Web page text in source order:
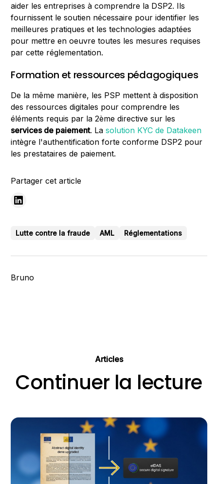
aider les entreprises à comprendre la DSP2. Ils
fournissent le soutien nécessaire pour identifier les
meilleures pratiques et les technologies adaptées
pour mettre en oeuvre toutes les mesures requises
par cette réglementation.
Formation et ressources pédagogiques
De la même manière, les PSP mettent à disposition
des ressources digitales pour comprendre les
éléments requis par la 2ème directive sur les
services de paiement. Lasolution KYC de Datakeen
intègre l'authentification forte conforme DSP2 pour
les prestataires de paiement.
Partager cet article
Réglementations
AML
Lutte contre la fraude
Bruno
Articles
Continuer la lecture